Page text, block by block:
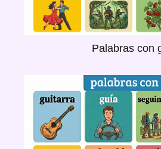
Palabras con